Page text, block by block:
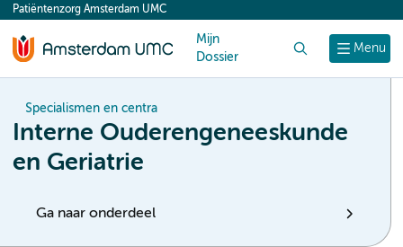
content
Menu
Patiëntenzorg Amsterdam UMC
Mijn
Dossier
Specialismen en centra
Interne Ouderengeneeskunde
en Geriatrie
Ga naar onderdeel